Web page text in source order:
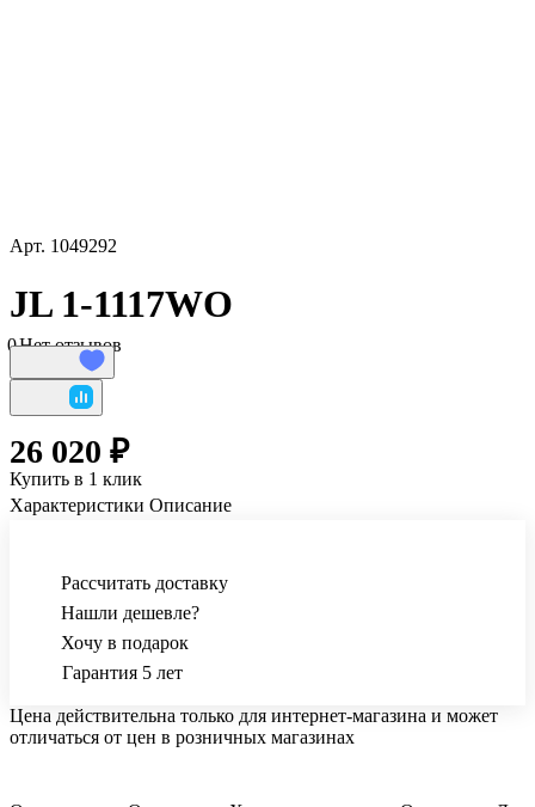
Арт. 1049292
JL 1-1117WO
0Нет отзывов
26 020 ₽
Купить в 1 клик
Характеристики Описание
Рассчитать доставку
Нашли дешевле?
Хочу в подарок
Гарантия 5 лет
Цена действительна только для интернет-магазина и может
отличаться от цен в розничных магазинах